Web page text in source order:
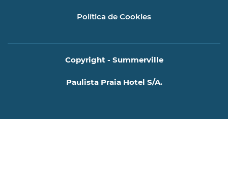
Política de Cookies
Copyright - Summerville
Paulista Praia Hotel S/A.